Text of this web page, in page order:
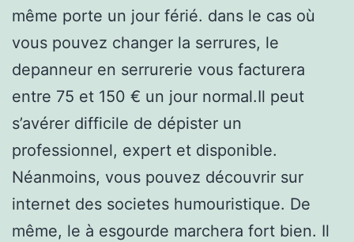
même porte un jour férié. dans le cas où
vous pouvez changer la serrures, le
depanneur en serrurerie vous facturera
entre 75 et 150 € un jour normal.Il peut
s’avérer difficile de dépister un
professionnel, expert et disponible.
Néanmoins, vous pouvez découvrir sur
internet des societes humouristique. De
même, le à esgourde marchera fort bien. Il